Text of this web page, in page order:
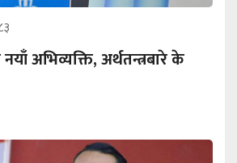
नयाँ अभिव्यक्ति, अर्थतन्त्रबारे के